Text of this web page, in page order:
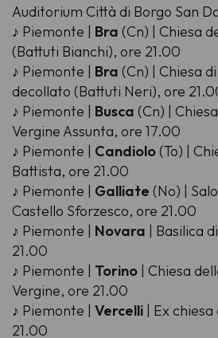
Auditorium Città di Borgo San
♪ Piemonte | Bra (Cn) | Chiesa
(Battuti Bianchi), ore 21.00
♪ Piemonte | Bra (Cn) | Chiesa
decollato (Battuti Neri), ore
♪ Piemonte | Busca (Cn) |
Vergine Assunta, ore 17.00
♪ Piemonte | Candiolo(To) |
Battista, ore 21.00
♪ Piemonte | Galliate (No) |
Castello Sforzesco, ore 21.00
♪ Piemonte | Novara | Basilica
21.00
♪ Piemonte | Torino | Chiesa
Vergine, ore 21.00
♪ Piemonte | Vercelli | Ex
21.00